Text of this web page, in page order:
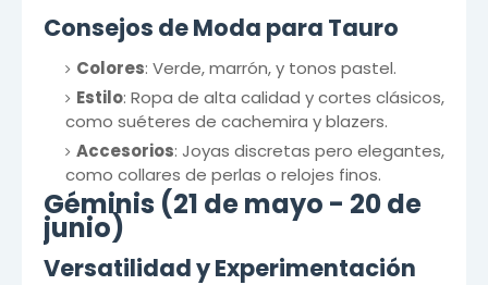
Consejos de Moda para Tauro
Colores: Verde, marrón, y tonos pastel.
Estilo: Ropa de alta calidad y cortes clásicos,
como suéteres de cachemira y blazers.
Accesorios: Joyas discretas pero elegantes,
como collares de perlas o relojes finos.
Géminis (21 de mayo - 20 de
junio)
Versatilidad y Experimentación